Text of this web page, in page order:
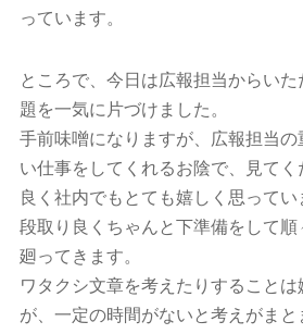
っています。
ところで、今日は広報担当からい
題を一気に片づけました。
手前味噌になりますが、広報担当の
い仕事をしてくれるお陰で、見て
良く社内でもとても嬉しく思ってい
段取り良くちゃんと下準備をして
廻ってきます。
ワタクシ文章を考えたりすること
が、一定の時間がないと考えがま